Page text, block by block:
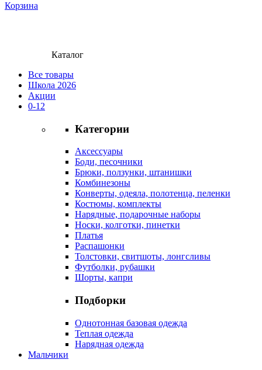
Корзина
Каталог
Все товары
Школа 2026
Акции
0-12
Категории
Аксессуары
Боди, песочники
Брюки, ползунки, штанишки
Комбинезоны
Конверты, одеяла, полотенца, пеленки
Костюмы, комплекты
Нарядные, подарочные наборы
Носки, колготки, пинетки
Платья
Распашонки
Толстовки, свитшоты, лонгсливы
Футболки, рубашки
Шорты, капри
Подборки
Однотонная базовая одежда
Теплая одежда
Нарядная одежда
Мальчики